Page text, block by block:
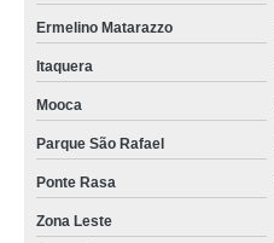
Ermelino Matarazzo
Itaquera
Mooca
Parque São Rafael
Ponte Rasa
Zona Leste